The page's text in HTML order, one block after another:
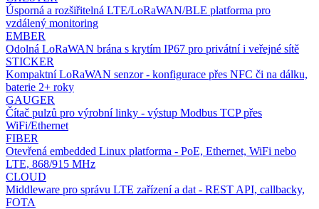
Úsporná a rozšiřitelná LTE/LoRaWAN/BLE platforma pro
vzdálený monitoring
EMBER
Odolná LoRaWAN brána s krytím IP67 pro privátní i veřejné sítě
STICKER
Kompaktní LoRaWAN senzor - konfigurace přes NFC či na dálku,
baterie 2+ roky
GAUGER
Čítač pulzů pro výrobní linky - výstup Modbus TCP přes
WiFi/Ethernet
FIBER
Otevřená embedded Linux platforma - PoE, Ethernet, WiFi nebo
LTE, 868/915 MHz
CLOUD
Middleware pro správu LTE zařízení a dat - REST API, callbacky,
FOTA